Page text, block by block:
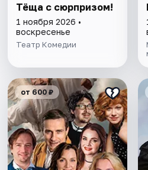
Тёща с сюрпризом!
1 ноября 2026 •
воскресенье
Театр Комедии
от 600 ₽